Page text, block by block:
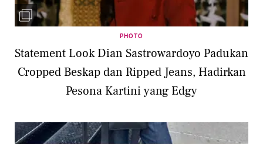
PHOTO
Statement Look Dian Sastrowardoyo Padukan
Cropped Beskap dan Ripped Jeans, Hadirkan
Pesona Kartini yang Edgy